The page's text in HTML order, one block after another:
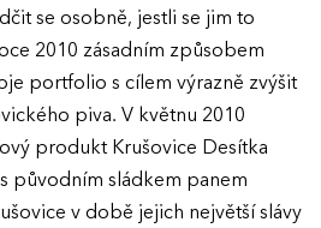
se osobně, jestli se jim to
2010 zásadním způsobem
portfolio s cílem výrazně zvýšit
piva. V květnu 2010
produkt Krušovice Desítka
původním sládkem panem
v době jejich největší slávy